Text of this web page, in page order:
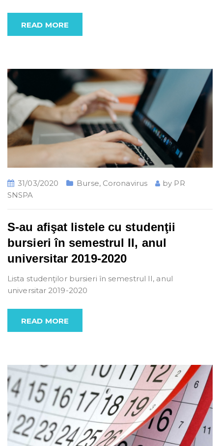
READ MORE
31/03/2020 Burse, Coronavirus by PR
SNSPA
S-au afişat listele cu studenţii
bursieri în semestrul II, anul
universitar 2019-2020
Lista studenţilor bursieri în semestrul II, anul
universitar 2019-2020
READ MORE